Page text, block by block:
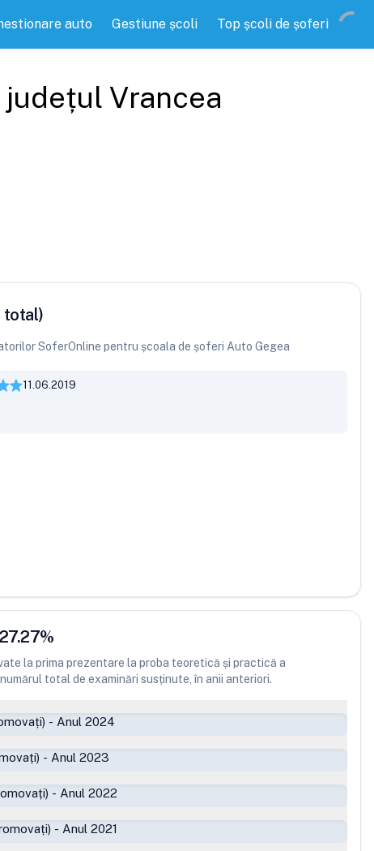
auto Gestiune școli Top școli de șoferi
județul Vrancea
total)
SoferOnline pentru școala de șoferi Auto Gegea
11.06.2019
27.27%
la prima prezentare la proba teoretică și practică a
total de examinări susținute, în anii anteriori.
- Anul 2024
- Anul 2023
- Anul 2022
- Anul 2021